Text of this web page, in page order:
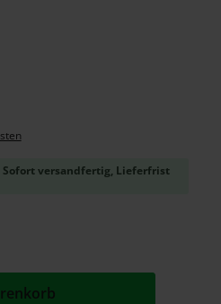
versandfertig, Lieferfrist
den